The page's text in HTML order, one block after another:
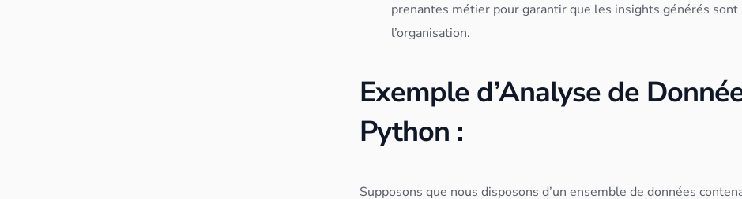
prenantes métier pour garantir que les insights générés
l’organisation.
Exemple d’Analyse de
Python :
Supposons que nous disposons d’un ensemble dedonnées